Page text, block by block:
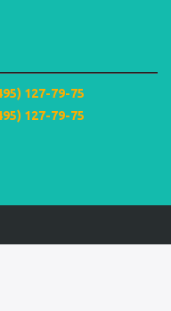
127-79-75
127-79-75